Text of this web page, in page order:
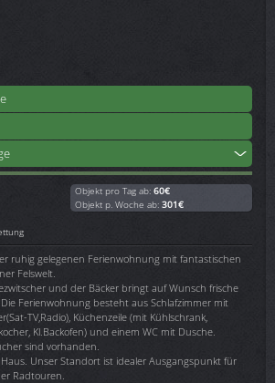
Objekt pro Tag ab: 60€
Objekt p. Woche ab: 301€
ruhig gelegenen Ferienwohnung mit fantastischen
Felswelt.
und der Bäcker bringt auf Wunsch frische
Ferienwohnung besteht aus Schlafzimmer mit
TV,Radio), Küchenzeile (mit Kühlschrank,
Kl.Backofen) und einem WC mit Dusche.
sind vorhanden.
Unser Standort ist idealer Ausgangspunkt für
Radtouren.